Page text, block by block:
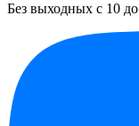
Без выходных с 10 до